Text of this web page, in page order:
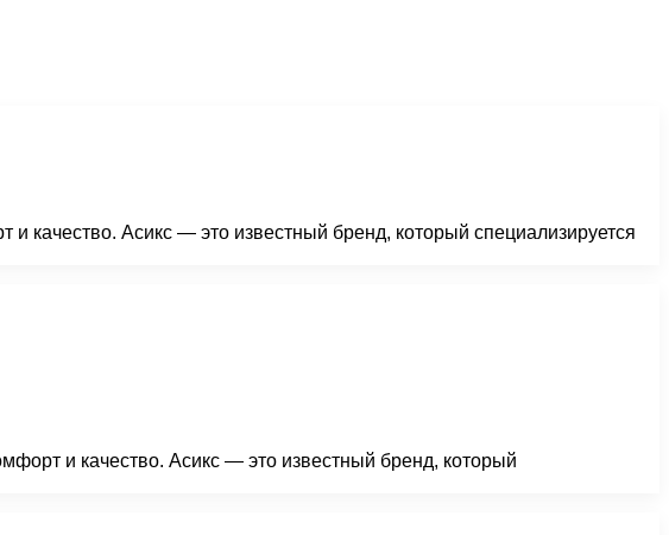
качество. Асикс — это известный бренд, который специализируется
и качество. Асикс — это известный бренд, который